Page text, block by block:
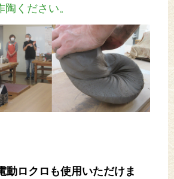
ください。
ロクロも使用いただけま